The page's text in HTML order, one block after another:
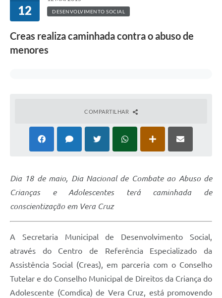
12 DESENVOLVIMENTO SOCIAL
Creas realiza caminhada contra o abuso de
menores
COMPARTILHAR
Dia 18 de maio, Dia Nacional de Combate ao Abuso de
Crianças e Adolescentes terá caminhada de
conscientização em Vera Cruz
A Secretaria Municipal de Desenvolvimento Social,
através do Centro de Referência Especializado da
Assistência Social (Creas), em parceria com o Conselho
Tutelar e do Conselho Municipal de Direitos da Criança do
Adolescente (Comdica) de Vera Cruz, está promovendo